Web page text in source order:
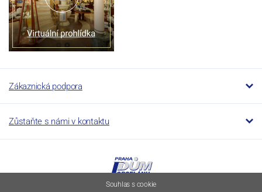
Zákaznická podpora
Zůstaňte s námi v kontaktu
Souhlas s cookie